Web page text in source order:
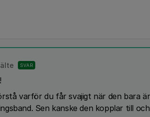
SVAR
varför du får svajigt när den bara
Sen kanske den kopplar till